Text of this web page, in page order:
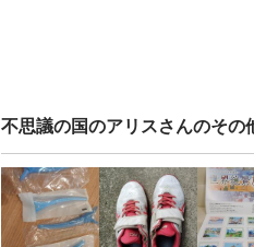
不思議の国のアリスさんのその